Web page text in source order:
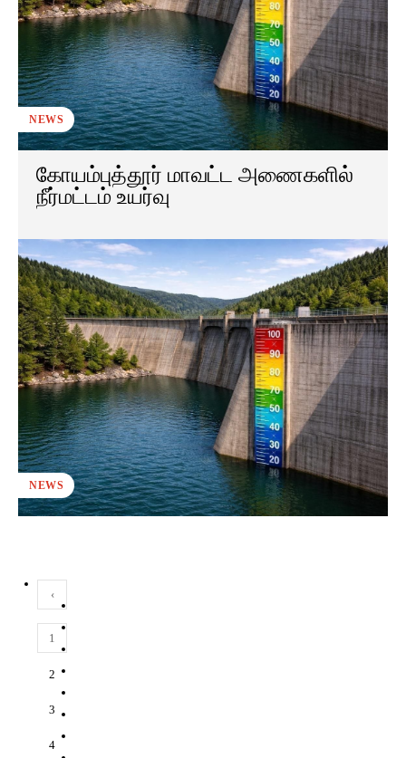
NEWS
கோயம்புத்தூர் மாவட்ட அணைகளில்
நீர்மட்டம் உயர்வு
NEWS
‹
1
2
3
4